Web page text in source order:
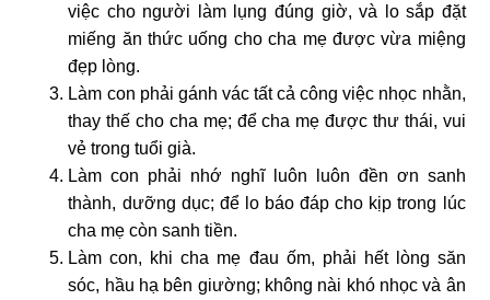
việc cho người làm lụng đúng giờ, và lo sắp đặt
miếng ăn thức uống cho cha mẹ được vừa miệng
đẹp lòng.
Làm con phải gánh vác tất cả công việc nhọc nhằn,
thay thế cho cha mẹ; để cha mẹ được thư thái, vui
vẻ trong tuổi già.
Làm con phải nhớ nghĩ luôn luôn đền ơn sanh
thành, dưỡng dục; để lo báo đáp cho kịp trong lúc
cha mẹ còn sanh tiền.
Làm con, khi cha mẹ đau ốm, phải hết lòng săn
sóc, hầu hạ bên giường; không nài khó nhọc và ân